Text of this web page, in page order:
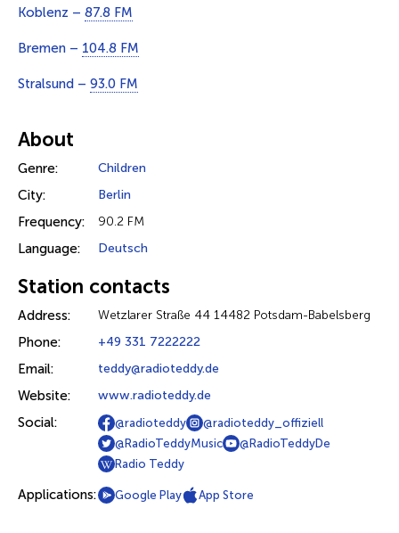
Koblenz – 87.8 FM
Bremen – 104.8 FM
Stralsund – 93.0 FM
About
Genre: Children
City: Berlin
Frequency: 90.2 FM
Language: Deutsch
Station contacts
Address: Wetzlarer Straße 44 14482 Potsdam-Babelsberg
Phone: +49 331 7222222
Email: teddy@radioteddy.de
Website: www.radioteddy.de
Social: @radioteddy
@radioteddy_offiziell
@RadioTeddyMusic
@RadioTeddyDe
Radio Teddy
Applications: Google Play App Store